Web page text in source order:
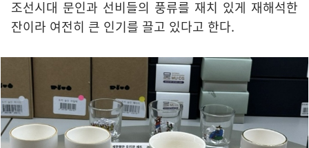
조선시대 문인과 선비들의 풍류를 재치 있게 재해석한
잔이라 여전히 큰 인기를 끌고 있다고 한다.